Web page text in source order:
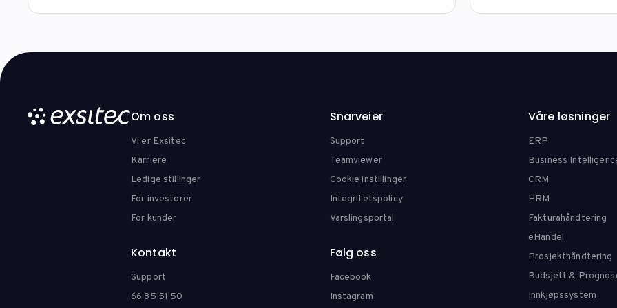
Om oss
Vi er Exsitec
Karriere
Ledige stillinger
For investorer
For kunder
Snarveier
Support
Teamviewer
Cookie instillinger
Integritetspolicy
Varslingsportal
Kontakt
Support
66 85 51 50
Følg oss
Facebook
Instagram
Våre løsninger
ERP
Business
CRM
HRM
Fakturahåndtering
eHandel
Prosjekthåndtering
Budsjett &
Innkjøpssystem